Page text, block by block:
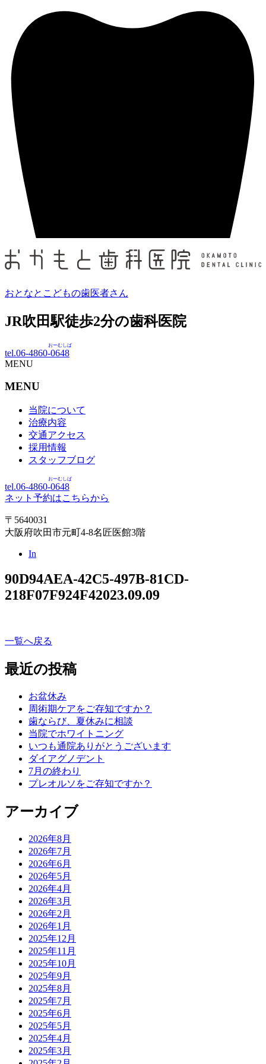
おとなとこどもの歯医者さん
JR吹田駅徒歩2分の歯科医院
tel.06-4860-0648
おーむしば
MENU
MENU
当院について
治療内容
交通アクセス
採用情報
スタッフブログ
tel.06-4860-0648
おーむしば
ネット予約はこちらから
〒5640031
大阪府吹田市元町4-8名匠医館3階
In
90D94AEA-42C5-497B-81CD-
218F07F924F42023.09.09
一覧へ戻る
最近の投稿
お盆休み
周術期ケアをご存知ですか？
歯ならび、夏休みに相談
当院でホワイトニング
いつも通院ありがとうございます
ダイアグノデント
7月の終わり
プレオルソをご存知ですか？
アーカイブ
2026年8月
2026年7月
2026年6月
2026年5月
2026年4月
2026年3月
2026年2月
2026年1月
2025年12月
2025年11月
2025年10月
2025年9月
2025年8月
2025年7月
2025年6月
2025年5月
2025年4月
2025年3月